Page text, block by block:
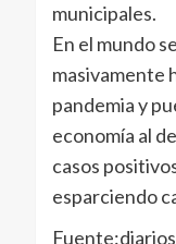
municipales.
En el mundo
masivamente
pandemia y
economía al
casos
esparciendo